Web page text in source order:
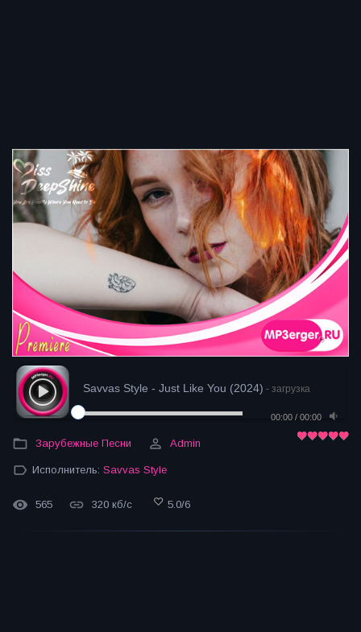
Savvas Style - Just Like You (2024) - загрузка
00:00 / 00:00
Зарубежные Песни Admin
Исполнитель: Savvas Style
565 320 кб/с 5.0/6